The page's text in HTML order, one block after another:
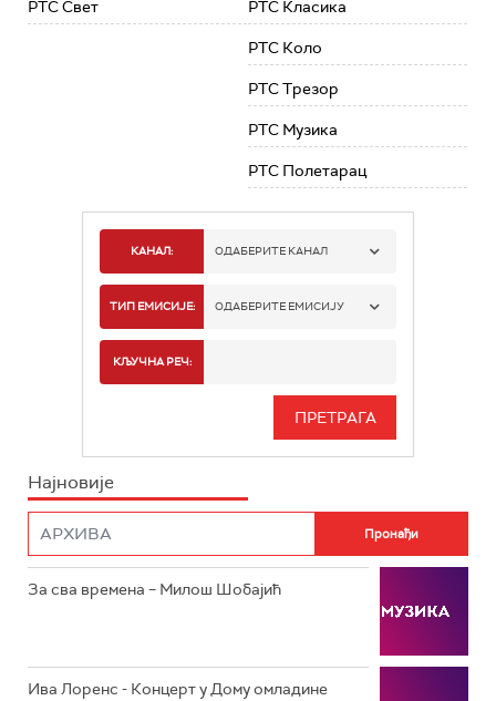
РТС Свет РТС Класика
РТС Коло
РТС Трезор
РТС Музика
РТС Полетарац
КАНАЛ: ОДАБЕРИТЕ КАНАЛ
РТС 1
РТС 3
РТС ЖИВОТ
РТС КОЛО
ТИП ЕМИСИЈЕ: ОДАБЕРИТЕ ЕМИСИЈУ
ИНФО
КЉУЧНА РЕЧ:
Најновије
За сва времена – Милош Шобајић
Ива Лоренс - Концерт у Дому омладине